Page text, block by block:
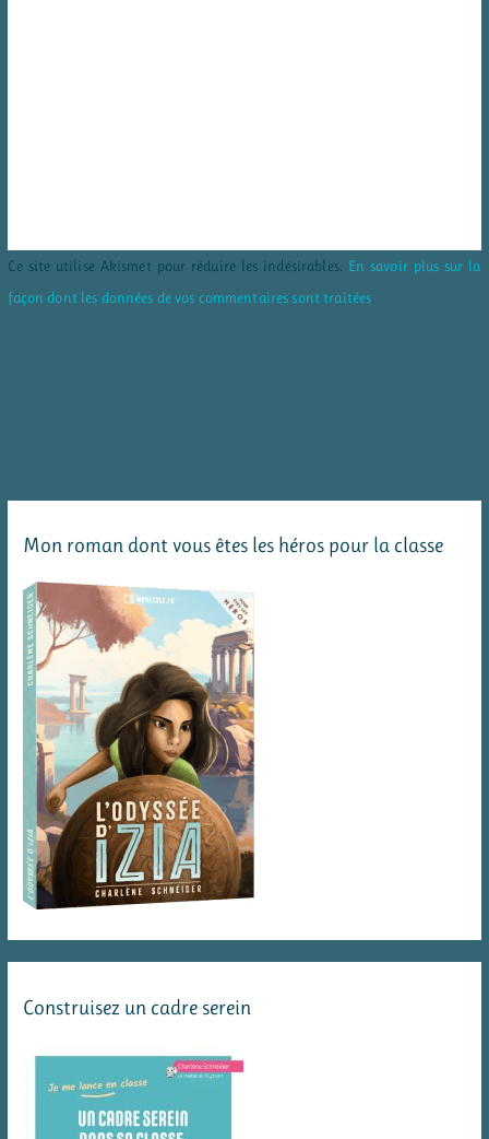
Ce site utilise Akismet pour réduire les indésirables. En savoir plus sur la
façon dont les données de vos commentaires sont traitées.
Mon roman dont vous êtes les héros pour la classe
Construisez un cadre serein